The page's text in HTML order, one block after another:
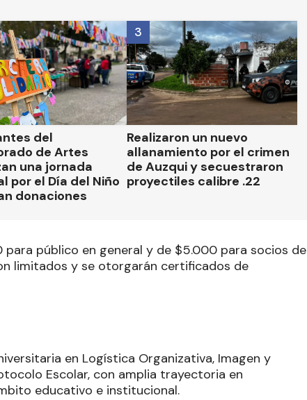
del
de Artes
una jornada
por el Día del Niño
donaciones
Realizaron un nuevo
allanamiento por el crimen
de Auzqui y secuestraron
proyectiles calibre .22
3
para público en general y de $5.000 para socios de
limitados y se otorgarán certificados de
en Logística Organizativa, Imagen y
Escolar, con amplia trayectoria en
educativo e institucional.